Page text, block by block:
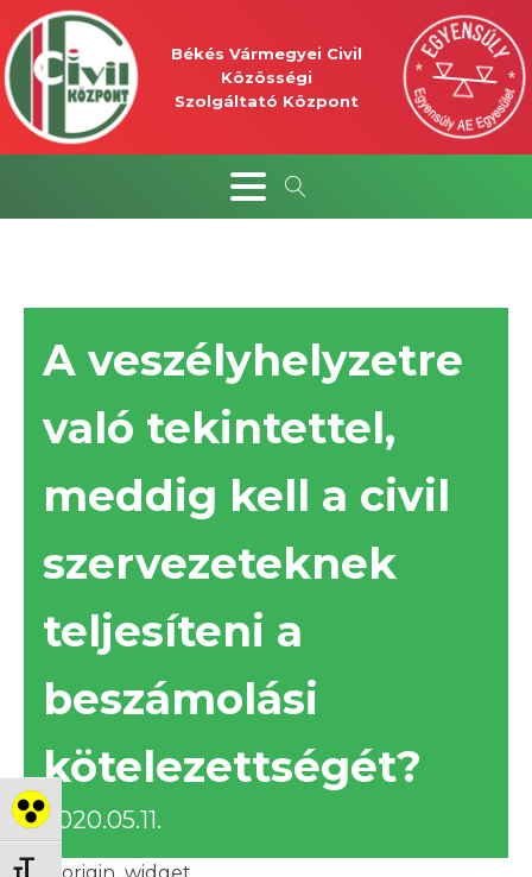
Nagy kontraszt váltása
Betűméret váltása
Békés Vármegyei Civil
Közösségi
Szolgáltató Központ
A veszélyhelyzetre
való tekintettel,
meddig kell a civil
szervezeteknek
teljesíteni a
beszámolási
kötelezettségét?
2020.05.11.